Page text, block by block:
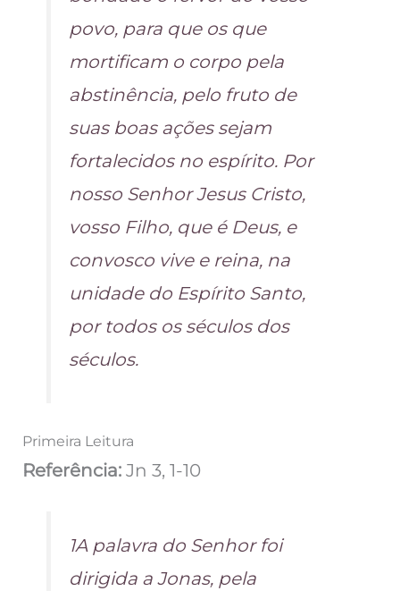
povo, para que os que
mortificam o corpo pela
abstinência, pelo fruto de
suas boas ações sejam
fortalecidos no espírito. Por
nosso Senhor Jesus Cristo,
vosso Filho, que é Deus, e
convosco vive e reina, na
unidade do Espírito Santo,
por todos os séculos dos
séculos.
Primeira Leitura
Referência: Jn 3, 1-10
1A palavra do Senhor foi
dirigida a Jonas, pela